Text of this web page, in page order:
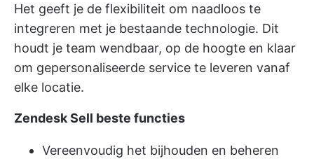
Het geeft je de flexibiliteit om naadloos te
integreren met je bestaande technologie. Dit
houdt je team wendbaar, op de hoogte en klaar
om gepersonaliseerde service te leveren vanaf
elke locatie.
Zendesk Sell beste functies
Vereenvoudig het bijhouden en beheren